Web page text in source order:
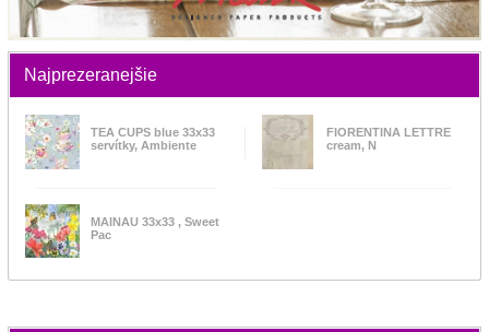
Najprezeranejšie
TEA CUPS blue 33x33
servítky, Ambiente
FIORENTINA LETTRE
cream, N
MAINAU 33x33 , Sweet
Pac